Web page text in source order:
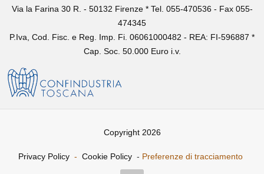
Via la Farina 30 R. - 50132 Firenze * Tel. 055-470536 - Fax 055-
474345
P.Iva, Cod. Fisc. e Reg. Imp. Fi. 06061000482 - REA: FI-596887 *
Cap. Soc. 50.000 Euro i.v.
Copyright 2026
Privacy Policy - Cookie Policy - Preferenze di tracciamento